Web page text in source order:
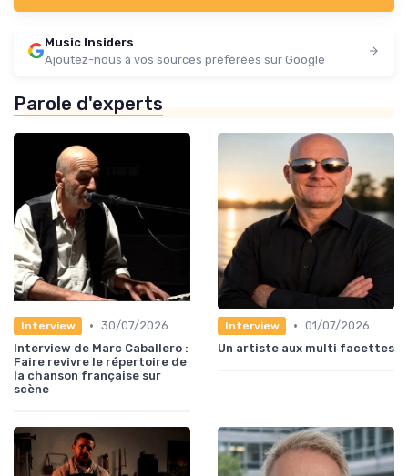
Music Insiders
Ajoutez-nous à vos sources préférées sur Google
Parole d'experts
Interview • 30/07/2026
Interview de Marc Caballero :
Faire revivre le répertoire de
la chanson française sur
scène
Interview • 01/07/2026
Un artiste aux multi facettes